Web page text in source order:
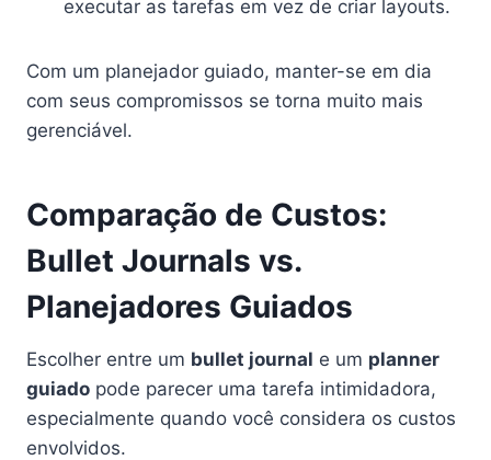
executar as tarefas em vez de criar layouts.
Com um planejador guiado, manter-se em dia
com seus compromissos se torna muito mais
gerenciável.
Comparação de Custos:
Bullet Journals vs.
Planejadores Guiados
Escolher entre um bullet journal e um planner
guiado pode parecer uma tarefa intimidadora,
especialmente quando você considera os custos
envolvidos.